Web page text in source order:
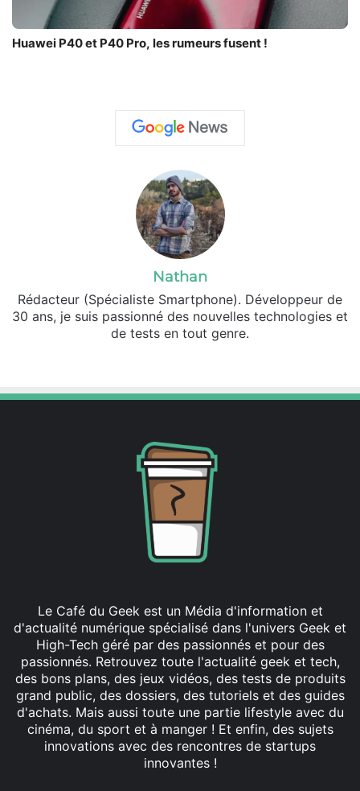
Huawei P40 et P40 Pro, les rumeurs fusent !
Nathan
Rédacteur (Spécialiste Smartphone). Développeur de
30 ans, je suis passionné des nouvelles technologies et
de tests en tout genre.
Le Café du Geek est un Média d'information et
d'actualité numérique spécialisé dans l'univers Geek et
High-Tech géré par des passionnés et pour des
passionnés. Retrouvez toute l'actualité geek et tech,
des bons plans, des jeux vidéos, des tests de produits
grand public, des dossiers, des tutoriels et des guides
d'achats. Mais aussi toute une partie lifestyle avec du
cinéma, du sport et à manger ! Et enfin, des sujets
innovations avec des rencontres de startups
innovantes !